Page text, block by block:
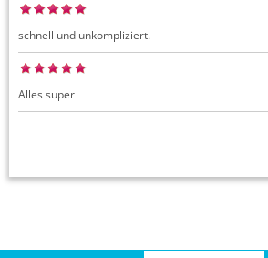
schnell und unkompliziert.
Alles super